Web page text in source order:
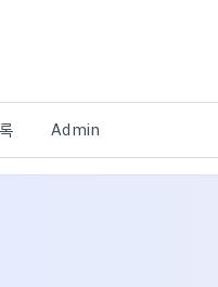
Admin